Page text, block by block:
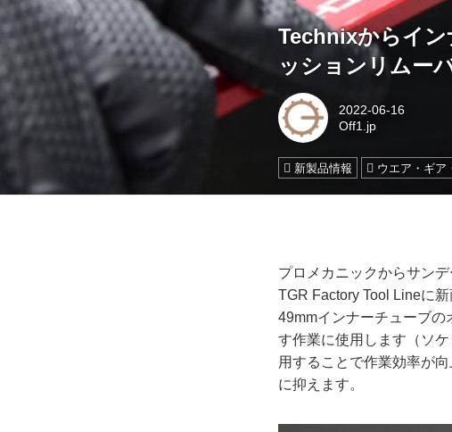
Technixからイ
ッションリムー
2022-06-16
Off1.jp
新製品情報 ウエア・ギア
プロメカニックからサン
TGR Factory Tool Lineに
49mmインナーチューブ
す作業に使用します（ソ
用することで作業効率が
に抑えます。